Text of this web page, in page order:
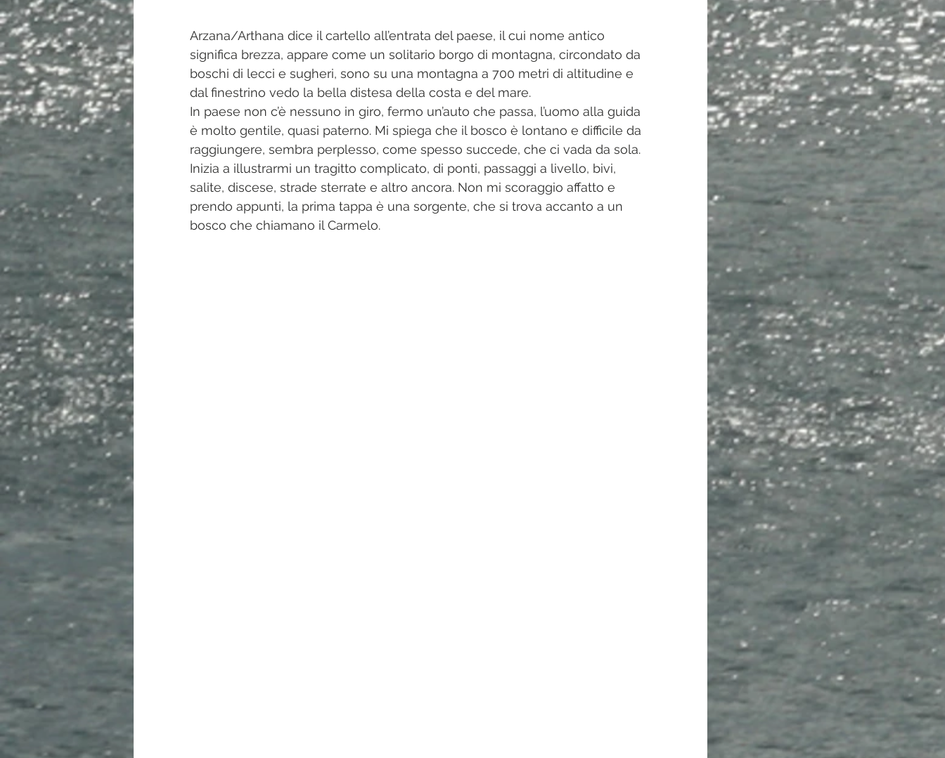
Arzana/Arthana dice il cartello all’entrata del paese, il cui nome antico
significa brezza, appare come un solitario borgo di montagna, circondato da
boschi di lecci e sugheri, sono su una montagna a 700 metri di altitudine e
dal finestrino vedo la bella distesa della costa e del mare.
In paese non c’è nessuno in giro, fermo un’auto che passa, l’uomo alla guida
è molto gentile, quasi paterno. Mi spiega che il bosco è lontano e difficile da
raggiungere, sembra perplesso, come spesso succede, che ci vada da sola.
Inizia a illustrarmi un tragitto complicato, di ponti, passaggi a livello, bivi,
salite, discese, strade sterrate e altro ancora. Non mi scoraggio affatto e
prendo appunti, la prima tappa è una sorgente, che si trova accanto a un
bosco che chiamano il Carmelo.